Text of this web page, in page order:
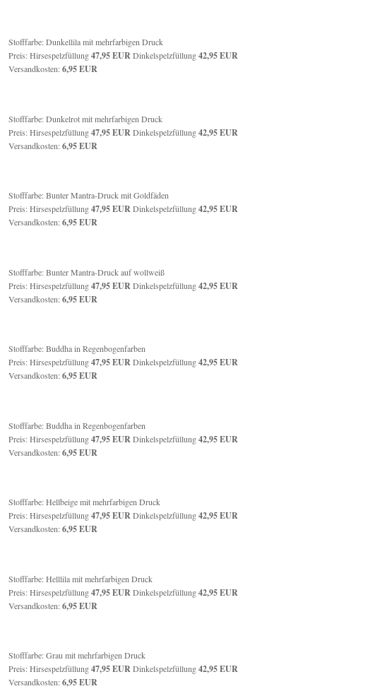
Stofffarbe: Dunkellila mit mehrfarbigen Druck
Preis: Hirsespelzfüllung47,95EURDinkelspelzfüllung42,95EUR
Versandkosten:6,95 EUR
Stofffarbe: Dunkelrot mit mehrfarbigen Druck
Preis: Hirsespelzfüllung47,95EURDinkelspelzfüllung42,95EUR
Versandkosten:6,95 EUR
Stofffarbe: Bunter Mantra-Druck mit Goldfäden
Preis: Hirsespelzfüllung47,95EURDinkelspelzfüllung42,95 EUR
Versandkosten:6,95 EUR
Stofffarbe: Bunter Mantra-Druck auf wollweiß
Preis: Hirsespelzfüllung47,95 EURDinkelspelzfüllung42,95EUR
Versandkosten:6,95 EUR
Stofffarbe: Buddha in Regenbogenfarben
Preis: Hirsespelzfüllung47,95 EURDinkelspelzfüllung42,95 EUR
Versandkosten:6,95 EUR
Stofffarbe: Buddha in Regenbogenfarben
Preis: Hirsespelzfüllung47,95 EURDinkelspelzfüllung42,95 EUR
Versandkosten:6,95 EUR
Stofffarbe: Hellbeige mit mehrfarbigen Druck
Preis: Hirsespelzfüllung47,95 EURDinkelspelzfüllung42,95 EUR
Versandkosten:6,95 EUR
Stofffarbe: Helllila mit mehrfarbigen Druck
Preis: Hirsespelzfüllung47,95 EURDinkelspelzfüllung42,95EUR
Versandkosten:6,95 EUR
Stofffarbe: Grau mit mehrfarbigen Druck
Preis: Hirsespelzfüllung47,95 EURDinkelspelzfüllung42,95EUR
Versandkosten:6,95 EUR